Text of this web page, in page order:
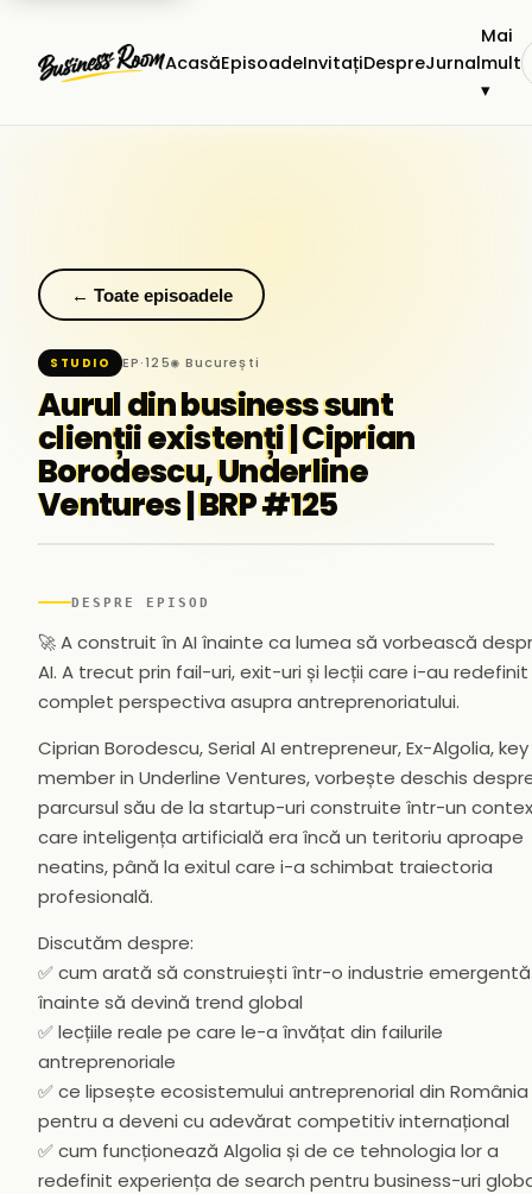
AcasăEpisoadeInvitațiDespreJurnal
Mai
mult
▾
← Toate episoadele
STUDIO EP·125◉ București
Aurul din business sunt
clienții existenți | Ciprian
Borodescu, Underline
Ventures | BRP #125
DESPRE EPISOD
🚀 A construit în AI înainte ca lumea să vorbească
AI. A trecut prin fail-uri, exit-uri și lecții care i-au redefinit
complet perspectiva asupra antreprenoriatului.
Ciprian Borodescu, Serial AI entrepreneur, Ex-Algolia, key
member in Underline Ventures, vorbește deschis
parcursul său de la startup-uri construite într-un
care inteligența artificială era încă un teritoriu aproape
neatins, până la exitul care i-a schimbat traiectoria
profesională.
Discutăm despre:
✅ cum arată să construiești într-o industrie emergentă
înainte să devină trend global
✅ lecțiile reale pe care le-a învățat din failurile
antreprenoriale
✅ ce lipsește ecosistemului antreprenorial din România
pentru a deveni cu adevărat competitiv internațional
✅ cum funcționează Algolia și de ce tehnologia lor a
redefinit experiența de search pentru business-uri